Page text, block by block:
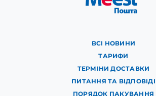
ВСІ НОВИНИ
ТАРИФИ
ТЕРМІНИ ДОСТАВКИ
ПИТАННЯ ТА ВІДПОВІДІ
ПОРЯДОК ПАКУВАННЯ